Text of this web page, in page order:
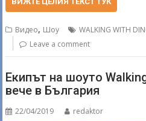
itt
er
e
b
o
o
k
ar
e
Видео, Шоу WALKING WITH
Leave a comment
Екипът на шоуто
вече в България
22/04/2019 redaktor